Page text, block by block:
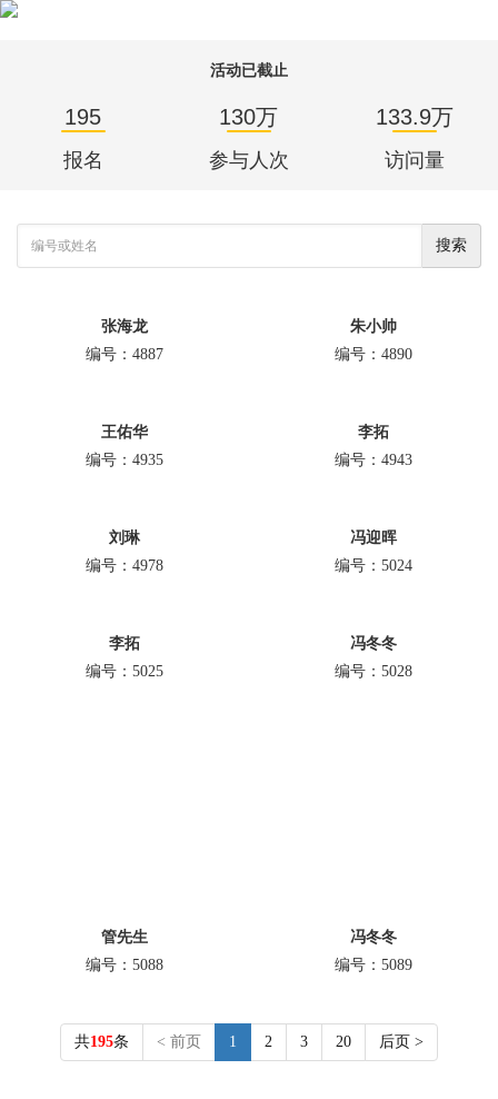
活动已截止
195
报名
130万
参与人次
133.9万
访问量
搜索
张海龙
编号：4887
朱小帅
编号：4890
王佑华
编号：4935
李拓
编号：4943
刘琳
编号：4978
冯迎晖
编号：5024
李拓
编号：5025
冯冬冬
编号：5028
管先生
编号：5088
冯冬冬
编号：5089
共195条 < 前页 1 2 3 20 后页 >